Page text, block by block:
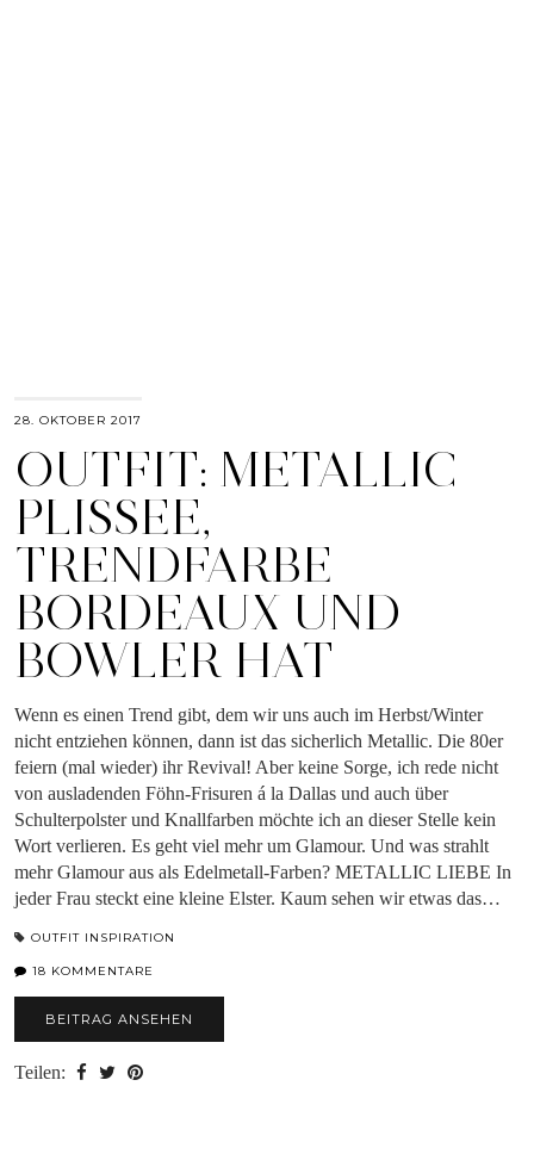
28. OKTOBER 2017
OUTFIT: METALLIC
PLISSEE,
TRENDFARBE
BORDEAUX UND
BOWLER HAT
Wenn es einen Trend gibt, dem wir uns auch im Herbst/Winter
nicht entziehen können, dann ist das sicherlich Metallic. Die 80er
feiern (mal wieder) ihr Revival! Aber keine Sorge, ich rede nicht
von ausladenden Föhn-Frisuren á la Dallas und auch über
Schulterpolster und Knallfarben möchte ich an dieser Stelle kein
Wort verlieren. Es geht viel mehr um Glamour. Und was strahlt
mehr Glamour aus als Edelmetall-Farben? METALLIC LIEBE In
jeder Frau steckt eine kleine Elster. Kaum sehen wir etwas das…
OUTFIT INSPIRATION
18 KOMMENTARE
BEITRAG ANSEHEN
Teilen: